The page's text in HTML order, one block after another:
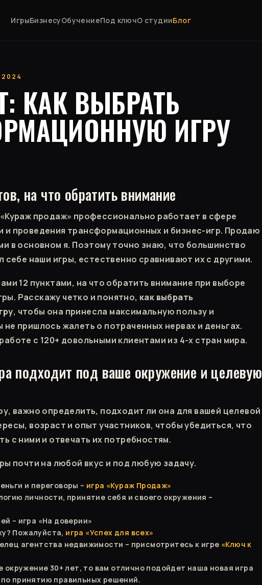
ИгрыБизнесуОбучениеПод ключО студииБлог
2024
КАК ВЫБРАТЬ
ИГРУ
на что обратить внимание
продаж» профессионально работает в сфере
и проведения трансформационных и бизнес-игр. Продаю
в основном я. Поэтому точно знаю, что большинство
себе наши игры, естественно сравнивают их с другими.
12 пунктами, на что обратить внимание при выборе
Расскажу четко и понятно, как выбрать
, чтобы она принесла максимальную пользу и
пришлось жалеть о потраченных нервах и деньгах.
с 120+ довольными клиентами из 4-х стран мира.
подходит под ваше окружение и целевую
важно определить, подходит ли она для вашей целевой
возраст и опыт участников, чтобы убедиться, что
с ними и отвечать их потребностям.
почти на любой вкус и под любую задачу.
и переговоры – игра «Кураж Продаж»
личности, принятие себя и своего окружения –
– игра «На доверии»
Пожалуйста, игра «Успех для всех»
агентства недвижимости – присмотритесь к игре «Ключ к
окружение 30+ лет, то вам отлично подойдет наша новая игра
принятию правильных решений.